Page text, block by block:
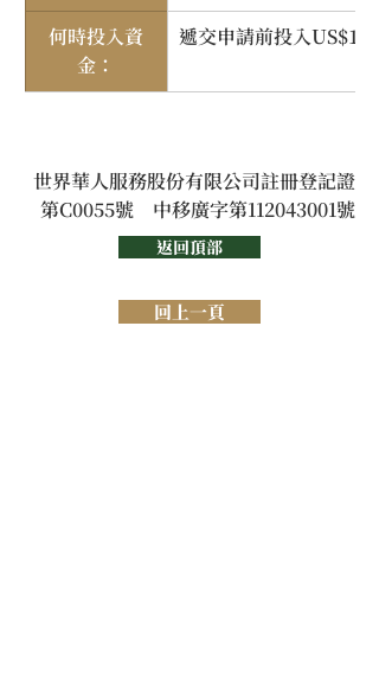
何時投入資
金：
遞交申請前投入US$1
世界華人服務股份有限公司註冊登記證
第C0055號　中移廣字第112043001號
返回頂部
回上一頁